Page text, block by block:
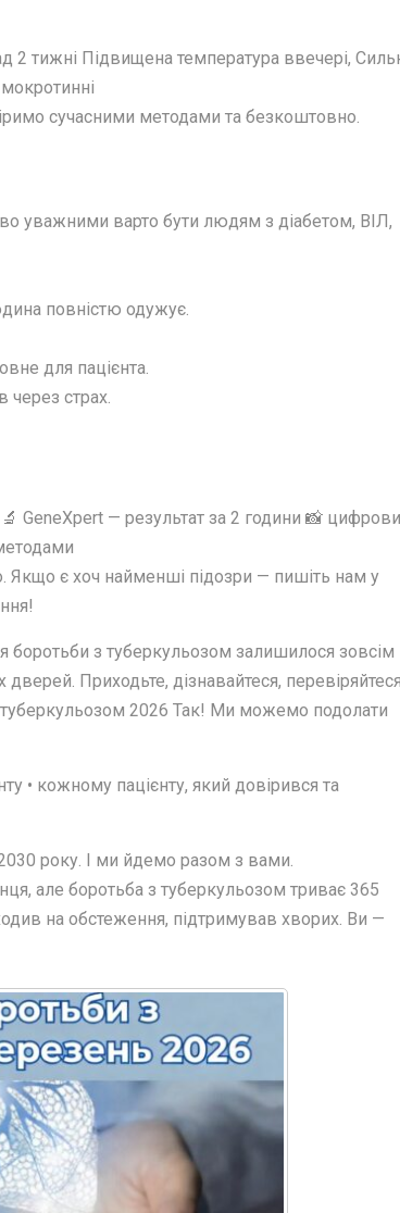
2 тижні Підвищена температура ввечері,
сучасними методами та безкоштовно.
уважними варто бути людям з діабетом, ВІЛ,
повністю одужує.
для пацієнта.
страх.
GeneXpert — результат за 2 години 📸
Якщо є хоч найменші підозри — пишіть нам у
боротьби з туберкульозом залишилося зовсім
Приходьте, дізнавайтеся,
туберкульозом 2026 Так! Ми можемо подолати
• кожному пацієнту, який довірився та
року. І ми йдемо разом з вами.
але боротьба з туберкульозом триває 365
на обстеження, підтримував хворих. Ви —